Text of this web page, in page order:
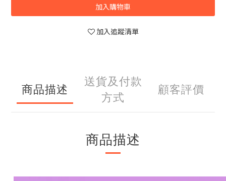
加入購物車
加入追蹤清單
商品描述
送貨及付款
方式
顧客評價
商品描述